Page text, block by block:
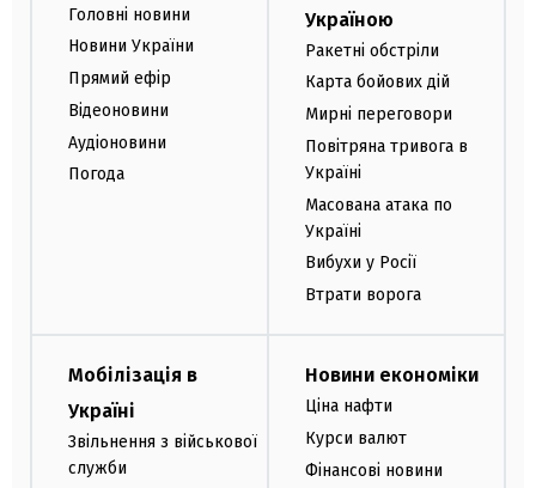
Головні новини
Новини України
Прямий ефір
Відеоновини
Аудіоновини
Погода
Україною
Ракетні обстріли
Карта бойових дій
Мирні переговори
Повітряна тривога в
Україні
Масована атака по
Україні
Вибухи у Росії
Втрати ворога
Мобілізація в
Україні
Звільнення з військової
служби
Новини економіки
Ціна нафти
Курси валют
Фінансові новини